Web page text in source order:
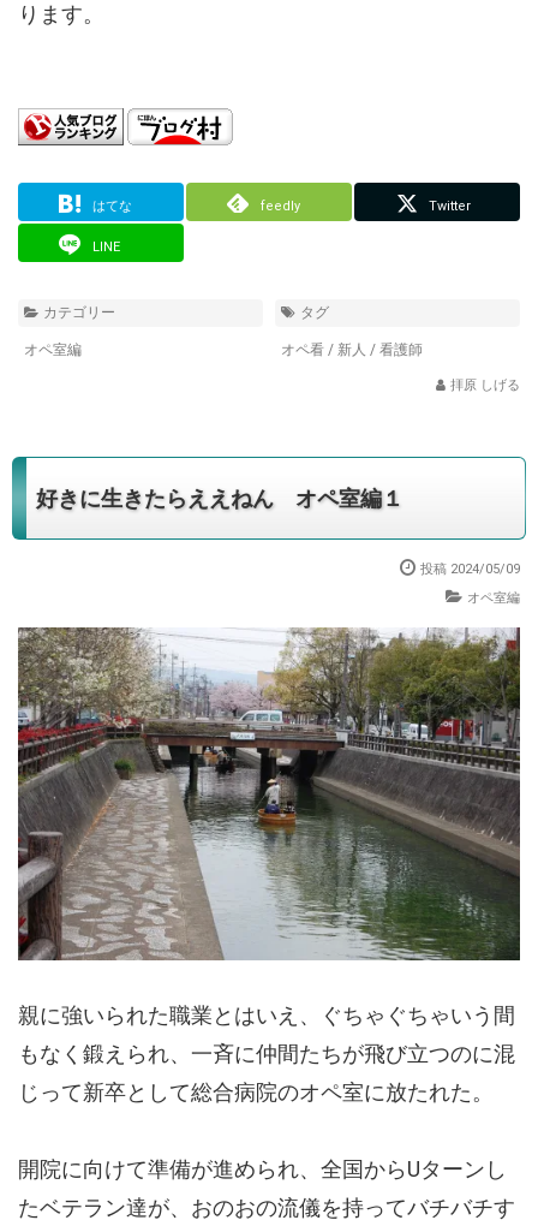
ります。
はてな feedly Twitter
LINE
カテゴリー
オペ室編
タグ
オペ看 / 新人 / 看護師
拝原 しげる
好きに生きたらええねん オペ室編１
投稿 2024/05/09
オペ室編
親に強いられた職業とはいえ、ぐちゃぐちゃいう間
もなく鍛えられ、一斉に仲間たちが飛び立つのに混
じって新卒として総合病院のオペ室に放たれた。
開院に向けて準備が進められ、全国からUターンし
たベテラン達が、おのおの流儀を持ってバチバチす